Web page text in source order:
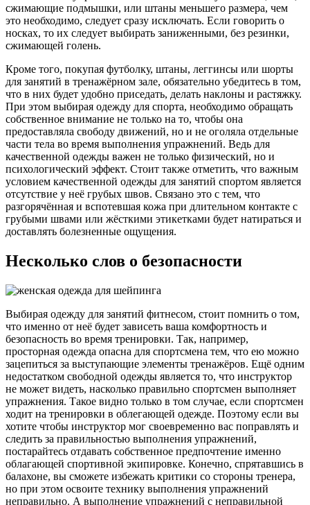
сжимающие подмышки, или штаны меньшего размера, чем
это необходимо, следует сразу исключать. Если говорить о
носках, то их следует выбирать заниженными, без резинки,
сжимающей голень.
Кроме того, покупая футболку, штаны, леггинсы или шорты
для занятий в тренажёрном зале, обязательно убедитесь в том,
что в них будет удобно приседать, делать наклоны и растяжку.
При этом выбирая одежду для спорта, необходимо обращать
собственное внимание не только на то, чтобы она
предоставляла свободу движений, но и не оголяла отдельные
части тела во время выполнения упражнений. Ведь для
качественной одежды важен не только физический, но и
психологический эффект. Стоит также отметить, что важным
условием качественной одежды для занятий спортом является
отсутствие у неё грубых швов. Связано это с тем, что
разгорячённая и вспотевшая кожа при длительном контакте с
грубыми швами или жёсткими этикетками будет натираться и
доставлять болезненные ощущения.
Несколько слов о безопасности
Выбирая одежду для занятий фитнесом, стоит помнить о том,
что именно от неё будет зависеть ваша комфортность и
безопасность во время тренировки. Так, например,
просторная одежда опасна для спортсмена тем, что ею можно
зацепиться за выступающие элементы тренажёров. Ещё одним
недостатком свободной одежды является то, что инструктор
не может видеть, насколько правильно спортсмен выполняет
упражнения. Такое видно только в том случае, если спортсмен
ходит на тренировки в облегающей одежде. Поэтому если вы
хотите чтобы инструктор мог своевременно вас поправлять и
следить за правильностью выполнения упражнений,
постарайтесь отдавать собственное предпочтение именно
облагающей спортивной экипировке. Конечно, спрятавшись в
балахоне, вы сможете избежать критики со стороны тренера,
но при этом освоите технику выполнения упражнений
неправильно. А выполнение упражнений с неправильной